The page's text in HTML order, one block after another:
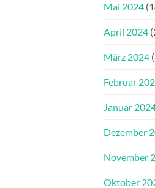
Mai 2024
April 2024
März 2024
Februar
Januar
Dezember
November
Oktober